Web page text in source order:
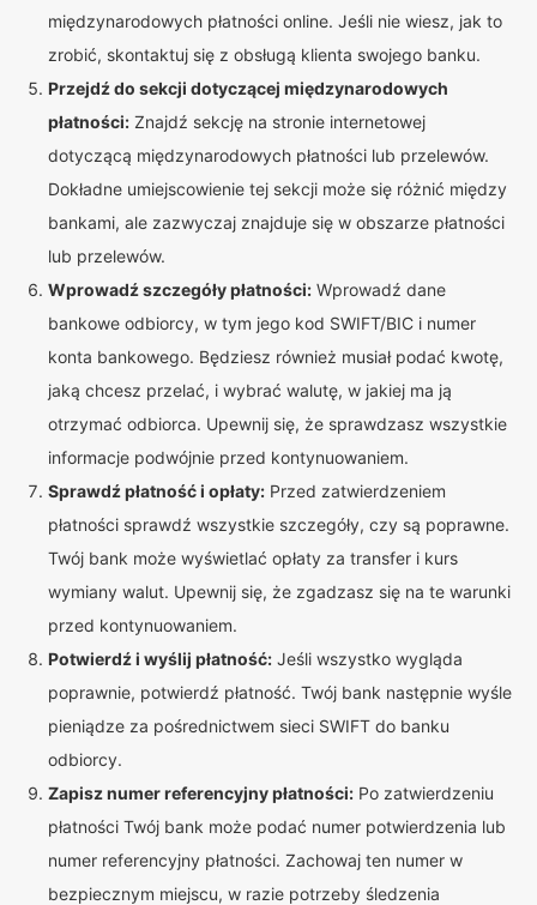
międzynarodowych płatności online. Jeśli nie wiesz, jak to
zrobić, skontaktuj się z obsługą klienta swojego banku.
Przejdź do sekcji dotyczącej międzynarodowych
płatności: Znajdź sekcję na stronie internetowej
dotyczącą międzynarodowych płatności lub przelewów.
Dokładne umiejscowienie tej sekcji może się różnić między
bankami, ale zazwyczaj znajduje się w obszarze płatności
lub przelewów.
Wprowadź szczegóły płatności: Wprowadź dane
bankowe odbiorcy, w tym jego kod SWIFT/BIC i numer
konta bankowego. Będziesz również musiał podać kwotę,
jaką chcesz przelać, i wybrać walutę, w jakiej ma ją
otrzymać odbiorca. Upewnij się, że sprawdzasz wszystkie
informacje podwójnie przed kontynuowaniem.
Sprawdź płatność i opłaty: Przed zatwierdzeniem
płatności sprawdź wszystkie szczegóły, czy są poprawne.
Twój bank może wyświetlać opłaty za transfer i kurs
wymiany walut. Upewnij się, że zgadzasz się na te warunki
przed kontynuowaniem.
Potwierdź i wyślij płatność: Jeśli wszystko wygląda
poprawnie, potwierdź płatność. Twój bank następnie wyśle
pieniądze za pośrednictwem sieci SWIFT do banku
odbiorcy.
Zapisz numer referencyjny płatności: Po zatwierdzeniu
płatności Twój bank może podać numer potwierdzenia lub
numer referencyjny płatności. Zachowaj ten numer w
bezpiecznym miejscu, w razie potrzeby śledzenia